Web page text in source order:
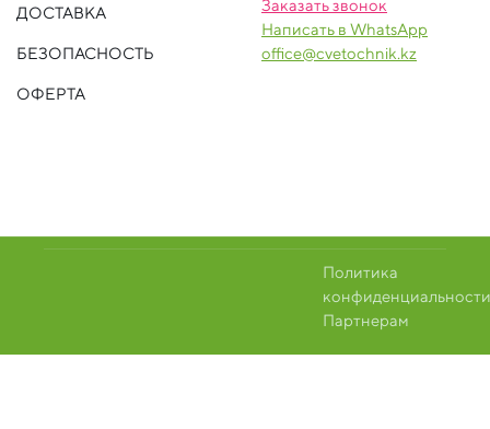
ДОСТАВКА
БЕЗОПАСНОСТЬ
ОФЕРТА
Заказать звонок
Написать в WhatsApp
office@cvetochnik.kz
Политика
Партнерам